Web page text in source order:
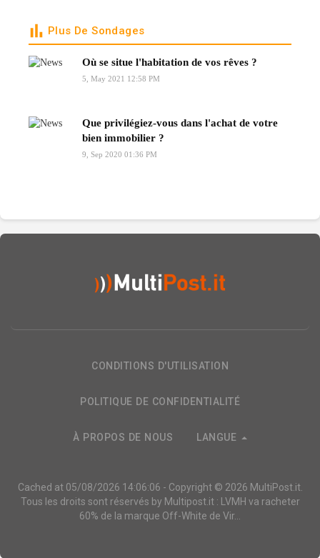
Plus De Sondages
Où se situe l'habitation de vos rêves ?
5, May 2021 12:58 PM
Que privilégiez-vous dans l'achat de votre
bien immobilier ?
9, Sep 2020 01:36 PM
CONDITIONS D'UTILISATION
POLITIQUE DE CONFIDENTIALITÉ
À PROPOS DE NOUS LANGUE
Cached at 05/08/2026 14:06:06 - Copyright © 2026 MultiPost.it.
Tous les droits sont réservés by Multipost.it : LVMH va racheter
60% de la marque Off-White de Vir...